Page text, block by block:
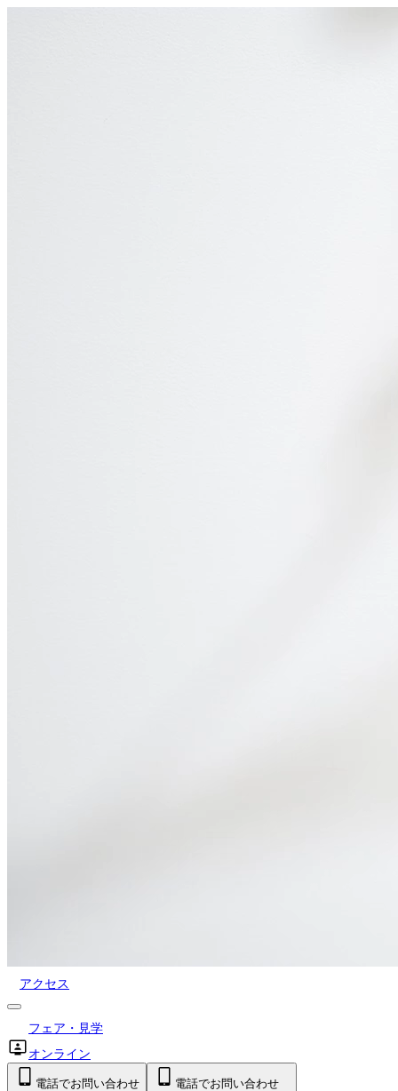
アクセス
フェア・見学
オンライン
電話でお問い合わせ 電話でお問い合わせ